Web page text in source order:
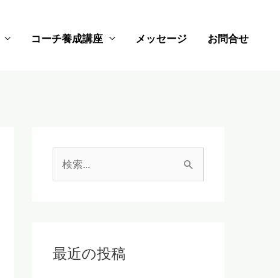
コーチ養成講座 メッセージ お問合せ
:最近の投稿